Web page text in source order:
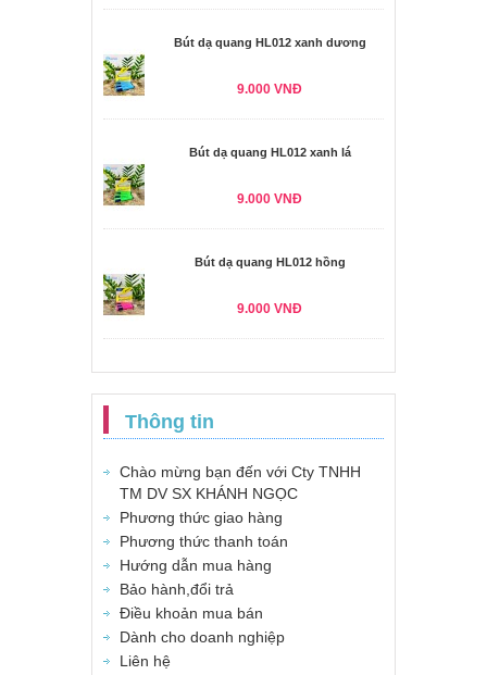
Bút dạ quang HL012 xanh dương
9.000 VNĐ
Bút dạ quang HL012 xanh lá
9.000 VNĐ
Bút dạ quang HL012 hồng
9.000 VNĐ
Thông tin
Chào mừng bạn đến với Cty TNHH
TM DV SX KHÁNH NGỌC
Phương thức giao hàng
Phương thức thanh toán
Hướng dẫn mua hàng
Bảo hành,đổi trả
Điều khoản mua bán
Dành cho doanh nghiệp
Liên hệ